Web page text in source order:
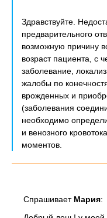
Здравствуйте.
предварительного
возможную причину
возраст пациента, с
заболевание,
жалобы по
врожденных и
(заболевания
необходимо
и венозного
моментов.
Спрашивает Мария: